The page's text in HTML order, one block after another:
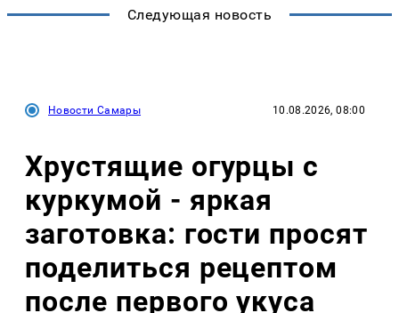
Следующая новость
Новости Самары 10.08.2026, 08:00
Хрустящие огурцы с
куркумой - яркая
заготовка: гости просят
поделиться рецептом
после первого укуса